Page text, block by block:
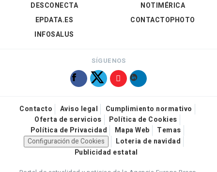
DESCONECTA
EPDATA.ES
INFOSALUS
NOTIMÉRICA
CONTACTOPHOTO
SÍGUENOS
Contacto Aviso legal
Cumplimiento normativo
Oferta de servicios
Política de Cookies
Política de Privacidad
Mapa Web
Temas
Configuración de Cookies
Loteria de navidad
Publicidad estatal